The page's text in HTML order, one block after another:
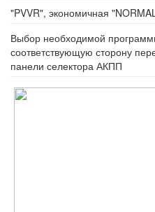
"PVVR", экономичная
Выбор необходимой
соответствующую сторону
панели селектора АКПП